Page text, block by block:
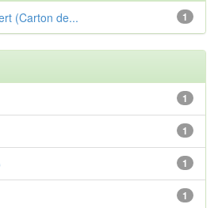
1
(Carton de...
1
1
1
1